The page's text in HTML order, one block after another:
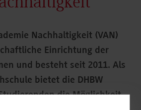
Nachhaltigkeit (VAN)
Einrichtung der
und besteht seit 2011. Als
bietet die DHBW
die Möglichkeit,